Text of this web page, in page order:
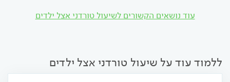
עוד נושאים הקשורים לשיעול טורדני אצל ילדים
ללמוד עוד על שיעול טורדני אצל ילדים